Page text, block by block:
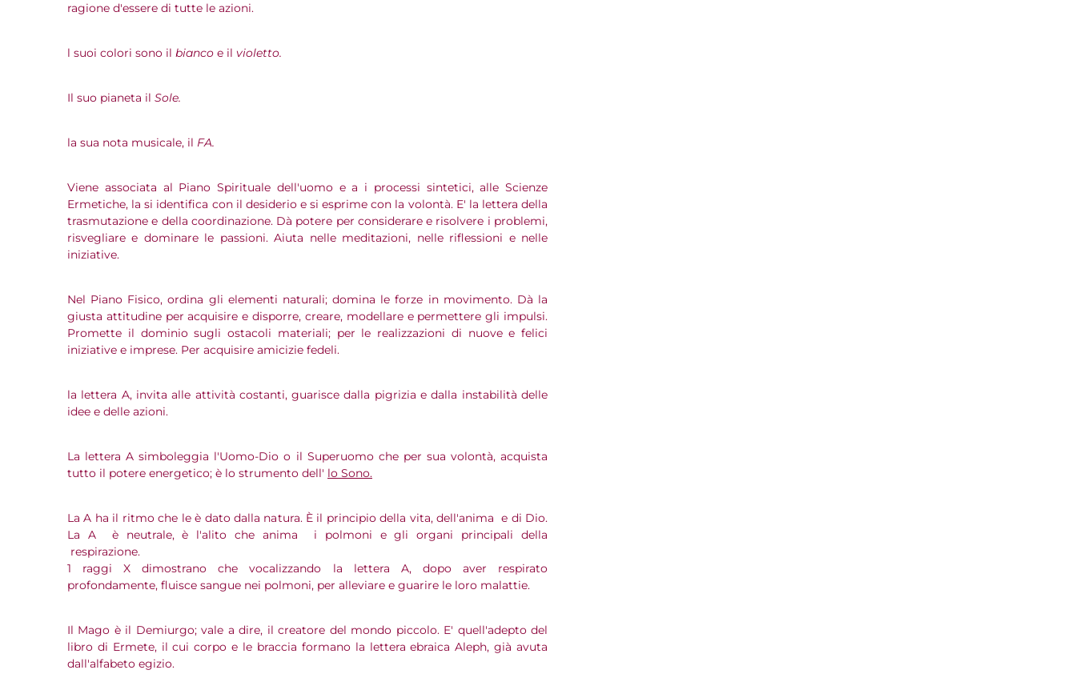
ragione d'essere di tutte le azioni.
l suoi colori sono il bianco e il violetto.
Il suo pianeta il Sole.
la sua nota musicale, il FA.
Viene associata al Piano Spirituale dell'uomo e a i processi sintetici, alle Scienze
Ermetiche, la si identifica con il desiderio e si esprime con la volontà. E' la lettera della
trasmutazione e della coordinazione. Dà potere per considerare e risolvere i problemi,
risvegliare e dominare le passioni. Aiuta nelle meditazioni, nelle riflessioni e nelle
iniziative.
Nel Piano Fisico, ordina gli elementi naturali; domina le forze in movimento. Dà la
giusta attitudine per acquisire e disporre, creare, modellare e permettere gli impulsi.
Promette il dominio sugli ostacoli materiali; per le realizzazioni di nuove e felici
iniziative e imprese. Per acquisire amicizie fedeli.
la lettera A, invita alle attività costanti, guarisce dalla pigrizia e dalla instabilità delle
idee e delle azioni.
La lettera A simboleggia l'Uomo-Dio o il Superuomo che per sua volontà, acquista
tutto il potere energetico; è lo strumento dell' lo Sono.
La A ha il ritmo che le è dato dalla natura. È il principio della vita, dell'anima e di Dio.
La A è neutrale, è l'alito che anima i polmoni e gli organi principali della
respirazione.
1 raggi X dimostrano che vocalizzando la lettera A, dopo aver respirato
profondamente, fluisce sangue nei polmoni, per alleviare e guarire le loro malattie.
Il Mago è il Demiurgo; vale a dire, il creatore del mondo piccolo. E' quell'adepto del
libro di Ermete, il cui corpo e le braccia formano la lettera ebraica Aleph, già avuta
dall'alfabeto egizio.